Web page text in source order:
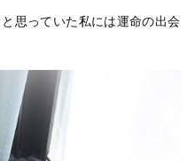
思っていた私には運命の出会